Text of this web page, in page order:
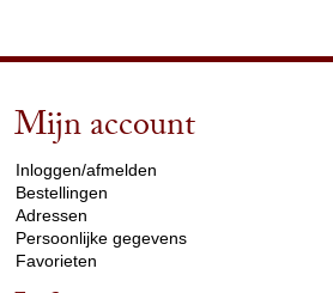
Mijn account
Inloggen/afmelden
Bestellingen
Adressen
Persoonlijke gegevens
Favorieten